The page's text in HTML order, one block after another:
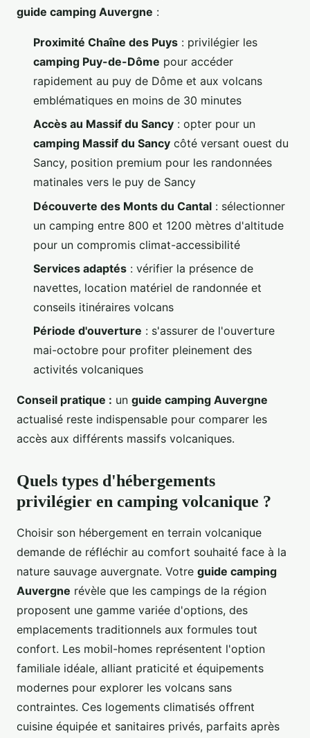
guide camping Auvergne :
Proximité Chaîne des Puys : privilégier les
camping Puy-de-Dôme pour accéder
rapidement au puy de Dôme et aux volcans
emblématiques en moins de 30 minutes
Accès au Massif du Sancy : opter pour un
camping Massif du Sancy côté versant ouest du
Sancy, position premium pour les randonnées
matinales vers le puy de Sancy
Découverte des Monts du Cantal : sélectionner
un camping entre 800 et 1200 mètres d'altitude
pour un compromis climat-accessibilité
Services adaptés : vérifier la présence de
navettes, location matériel de randonnée et
conseils itinéraires volcans
Période d'ouverture : s'assurer de l'ouverture
mai-octobre pour profiter pleinement des
activités volcaniques
Conseil pratique : un guide camping Auvergne
actualisé reste indispensable pour comparer les
accès aux différents massifs volcaniques.
Quels types d'hébergements
privilégier en camping volcanique ?
Choisir son hébergement en terrain volcanique
demande de réfléchir au comfort souhaité face à la
nature sauvage auvergnate. Votre guide camping
Auvergne révèle que les campings de la région
proposent une gamme variée d'options, des
emplacements traditionnels aux formules tout
confort. Les mobil-homes représentent l'option
familiale idéale, alliant praticité et équipements
modernes pour explorer les volcans sans
contraintes. Ces logements climatisés offrent
cuisine équipée et sanitaires privés, parfaits après